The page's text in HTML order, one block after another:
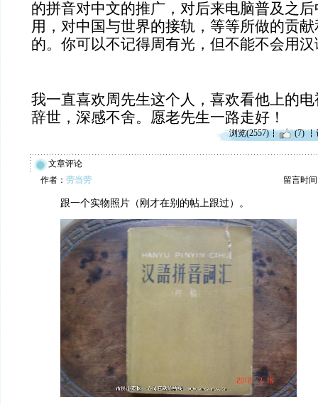
的拼音对中文的推广，对后来电脑普及之
用，对中国与世界的接轨，等等所做的贡
的。你可以不记得周有光，但不能不会用
我一直喜欢周先生这个人，喜欢看他上的
辞世，深感不舍。愿老先生一路走好！
浏览(2557) (7)
文章评论
作者： 劳当劳 留言时间
跟一个实物照片（刚才在别的帖上跟过）。